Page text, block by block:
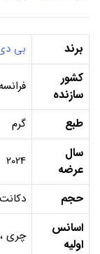
برند بی
کشور
سازنده
طبع گرم
سال
عرضه
2024
حجم دکانت 10 میل, دکانت 5 میل
اسانس
اولیه
چری ،